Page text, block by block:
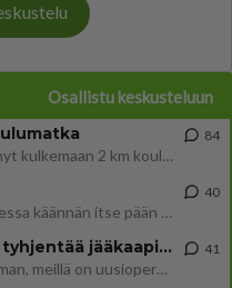
Osallistu keskusteluun
Hesarissa päivitellään lapset joutuu nyt kulkemaan 2 km kouluun jösses. Ruostefillarilla tuo matka menee vaikka miten äk
84
Mutta mies vain tuijottaa, siinä vaiheessa käännän itse pään pois. Mikä juttu? Yleensä jos joku tuijottaa tai katsoo, hä
40
Uusioperheen aikuiset lapset tyhjentää jääkaapin käydessään
Miten selvittäisitte seuraavan ongelman, meillä on uusioperhe, minulla teini-ikäiset lapset ja puolisolla aikuiset, jotk
41